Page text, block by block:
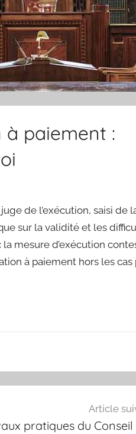
paiement :
de l’exécution, saisi de
sur la validité et les
mesure d’exécution
à paiement hors les cas
Article
pratiques du Conseil